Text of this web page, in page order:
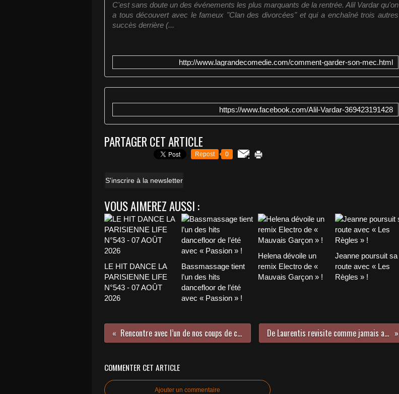
C'est sans doute un des événements les plus marquants de la rentrée. Alil Vardar qu'on
a tous découvert avec le fameux "Clan des divorcées" et qui a enchaîné trois autres
succès derrière (...
http://www.lagrandecomedie.com/comment-garder-son-mec.html
https://www.facebook.com/Alil-Vardar-369423191428
PARTAGER CET ARTICLE
Repost 0
S'inscrire à la newsletter
VOUS AIMEREZ AUSSI :
LE HIT DANCE LA
PARISIENNE LIFE
N°543 - 07 AOÛT
2026
Bassmassage tient
l’un des hits
dancefloor de l’été
avec « Passion » !
Helena dévoile un
remix Electro de «
Mauvais Garçon » !
Jeanne poursuit sa
route avec « Les
Règles » !
Rencontre avec l’un de nos coups de cœur en 2017 : Clément Bazin ! De Laurentis revisite comme jamais auparavant un classique Disco !
COMMENTER CET ARTICLE
Ajouter un commentaire